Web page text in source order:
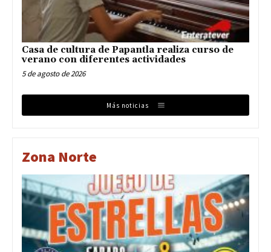
Casa de cultura de Papantla realiza curso de
verano con diferentes actividades
5 de agosto de 2026
Más noticias
Zona Norte